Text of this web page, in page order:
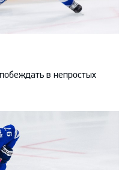
в непростых